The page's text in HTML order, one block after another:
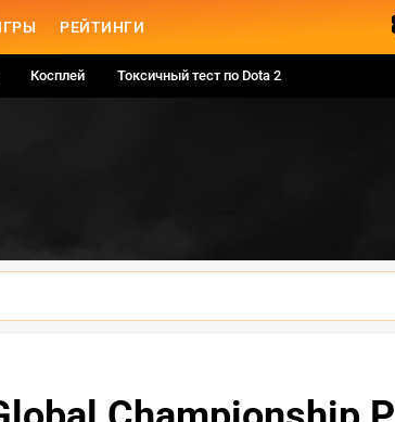
РЕЙТИНГИ
Косплей Токсичный тест по Dota 2